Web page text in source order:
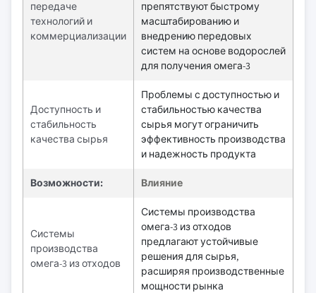
передаче
технологий и
коммерциализации
препятствуют быстрому
масштабированию и
внедрению передовых
систем на основе водорослей
для получения омега-3
Доступность и
стабильность
качества сырья
Проблемы с доступностью и
стабильностью качества
сырья могут ограничить
эффективность производства
и надежность продукта
Возможности: Влияние
Системы
производства
омега-3 из отходов
Системы производства
омега-3 из отходов
предлагают устойчивые
решения для сырья,
расширяя производственные
мощности рынка